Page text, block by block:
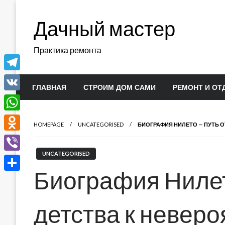
содержимомуДачный мастер
Практика ремонта
ГЛАВНАЯ СТРОИМ ДОМ САМИ РЕМОНТ И
HOMEPAGE UNCATEGORISED БИОГРАФИЯ НИЛЕТО — ПУТЬ
UNCATEGORISED
Биография
детства к
Telegram
VK
WhatsApp
Odnoklassniki
Viber
Отправить